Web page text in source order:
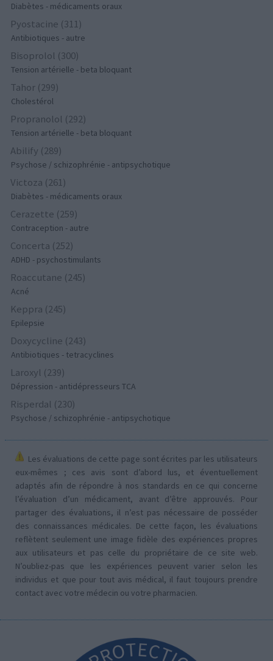
Diabètes - médicaments oraux
Pyostacine (311)
Antibiotiques - autre
Bisoprolol (300)
Tension artérielle - beta bloquant
Tahor (299)
Cholestérol
Propranolol (292)
Tension artérielle - beta bloquant
Abilify (289)
Psychose / schizophrénie - antipsychotique
Victoza (261)
Diabètes - médicaments oraux
Cerazette (259)
Contraception - autre
Concerta (252)
ADHD - psychostimulants
Roaccutane (245)
Acné
Keppra (245)
Epilepsie
Doxycycline (243)
Antibiotiques - tetracyclines
Laroxyl (239)
Dépression - antidépresseurs TCA
Risperdal (230)
Psychose / schizophrénie - antipsychotique
Les évaluations de cette page sont écrites par les utilisateurs
eux-mêmes ; ces avis sont d’abord lus, et éventuellement
adaptés afin de répondre à nos standards en ce qui concerne
l’évaluation d’un médicament, avant d’être approuvés. Pour
partager des évaluations, il n’est pas nécessaire de posséder
des connaissances médicales. De cette façon, les évaluations
reflètent seulement une image fidèle des expériences propres
aux utilisateurs et pas celle du propriétaire de ce site web.
N’oubliez-pas que les expériences peuvent varier selon les
individus et que pour tout avis médical, il faut toujours prendre
contact avec votre médecin ou votre pharmacien.